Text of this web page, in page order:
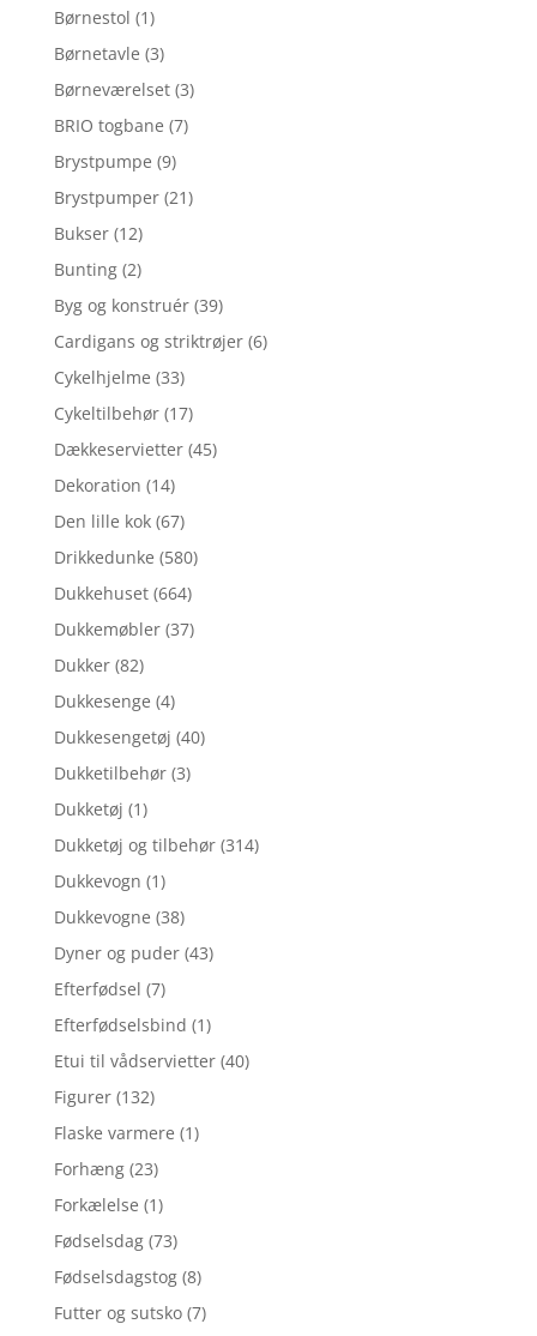
Børnestol (1)
Børnetavle (3)
Børneværelset (3)
BRIO togbane (7)
Brystpumpe (9)
Brystpumper (21)
Bukser (12)
Bunting (2)
Byg og konstruér (39)
Cardigans og striktrøjer (6)
Cykelhjelme (33)
Cykeltilbehør (17)
Dækkeservietter (45)
Dekoration (14)
Den lille kok (67)
Drikkedunke (580)
Dukkehuset (664)
Dukkemøbler (37)
Dukker (82)
Dukkesenge (4)
Dukkesengetøj (40)
Dukketilbehør (3)
Dukketøj (1)
Dukketøj og tilbehør (314)
Dukkevogn (1)
Dukkevogne (38)
Dyner og puder (43)
Efterfødsel (7)
Efterfødselsbind (1)
Etui til vådservietter (40)
Figurer (132)
Flaske varmere (1)
Forhæng (23)
Forkælelse (1)
Fødselsdag (73)
Fødselsdagstog (8)
Futter og sutsko (7)